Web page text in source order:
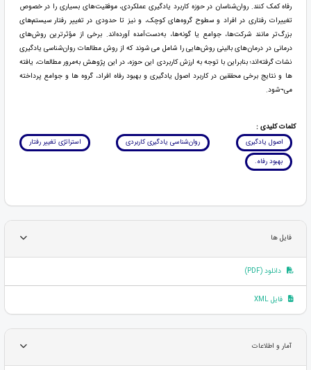
رفاه کمک کنند. روان‌شناسان در حوزه کاربرد یادگیری عملکردی، موفقیت‌های بسیاری را در خصوص
تغییرات رفتاری در افراد و سطوح گروه‌های کوچک، و نیز تا حدودی در تغییر رفتار سیستم‌های
بزرگ‌تر مانند شرکت‌ها، جوامع یا گونه‌ها، به‌دست‌آمده آورده‌اند. برخی از مؤثرترین روش‌های
درمانی در درمان‌های بالینی روش‌هایی را شامل می شوند که از روش مطالعات روان‌شناسی یادگیری
نشات گرفته‌اند؛ بنابراین با توجه به ارزش کاربردی این حوزه، در این پژوهش به‌مرور مطالعات، یافته
ها و نتایج برخی محققین در کاربرد اصول یادگیری و بهبود رفاه افراد، گروه ها و جوامع پرداخته
می¬شود.
کلمات کلیدی :
اصول یادگیری
روان‌شناسی یادگیری کاربردی
استراتژی تغییر رفتار
بهبود رفاه.
فایل ها
دانلود (PDF)
فایل XML
آمار و اطلاعات